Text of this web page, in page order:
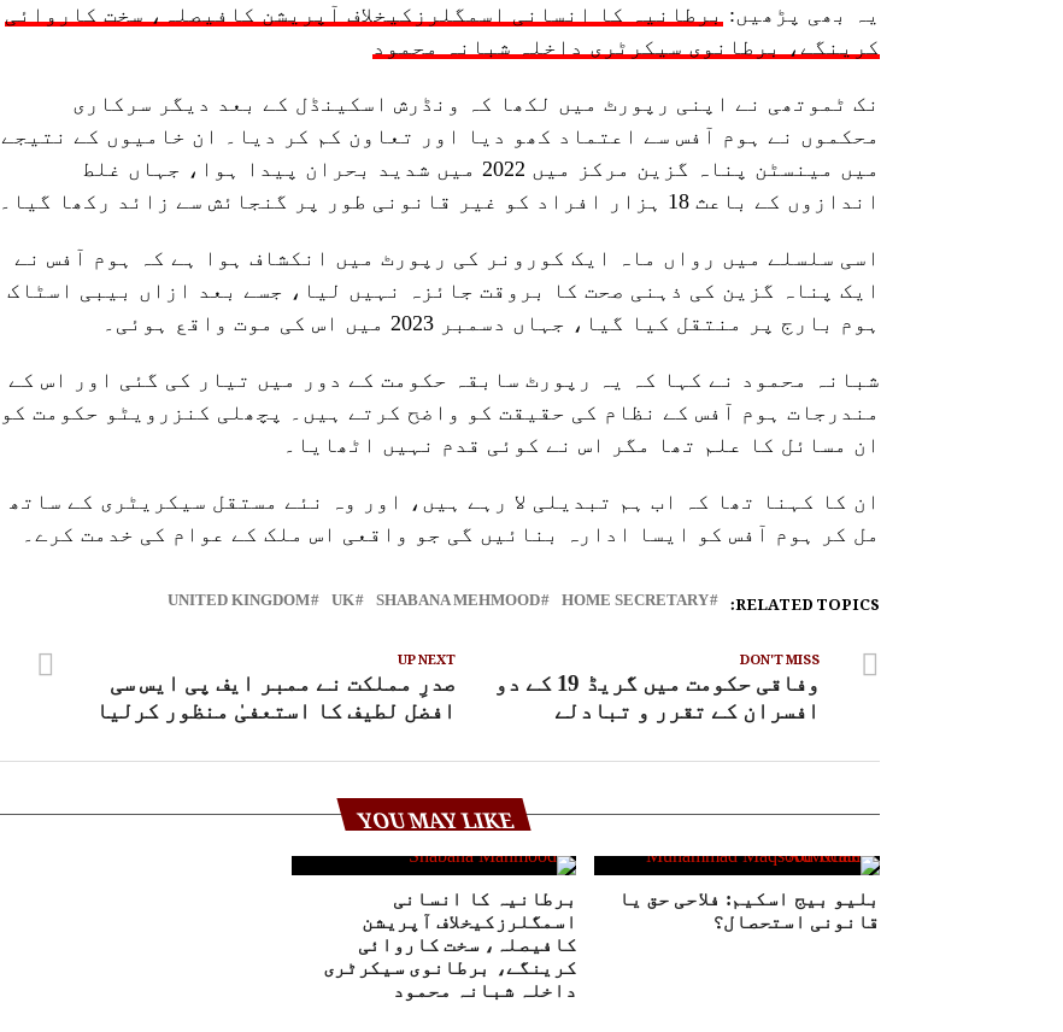
یہ بھی پڑھیں: برطانیہ کا انسانی اسمگلرزکیخلاف آپریشن کافیصلہ، سخت کاروائی
کرینگے، برطانوی سیکرٹری داخلہ شبانہ محمود
نک ٹموتھی نے اپنی رپورٹ میں لکھا کہ ونڈرش اسکینڈل کے بعد دیگر سرکاری
محکموں نے ہوم آفس سے اعتماد کھو دیا اور تعاون کم کر دیا۔ ان خامیوں کے نتیجے
میں مینسٹن پناہ گزین مرکز میں 2022 میں شدید بحران پیدا ہوا، جہاں غلط
اندازوں کے باعث 18 ہزار افراد کو غیر قانونی طور پر گنجائش سے زائد رکھا گیا۔
اسی سلسلے میں رواں ماہ ایک کورونر کی رپورٹ میں انکشاف ہوا ہے کہ ہوم آفس نے
ایک پناہ گزین کی ذہنی صحت کا بروقت جائزہ نہیں لیا، جسے بعد ازاں بیبی اسٹاک
ہوم بارج پر منتقل کیا گیا، جہاں دسمبر 2023 میں اس کی موت واقع ہوئی۔
شبانہ محمود نے کہا کہ یہ رپورٹ سابقہ حکومت کے دور میں تیار کی گئی اور اس کے
مندرجات ہوم آفس کے نظام کی حقیقت کو واضح کرتے ہیں۔ پچھلی کنزرویٹو حکومت کو
ان مسائل کا علم تھا مگر اس نے کوئی قدم نہیں اٹھایا۔
ان کا کہنا تھا کہ اب ہم تبدیلی لا رہے ہیں، اور وہ نئے مستقل سیکریٹری کے ساتھ
مل کر ہوم آفس کو ایسا ادارہ بنائیں گی جو واقعی اس ملک کے عوام کی خدمت کرے۔
RELATED TOPICS:
HOME SECRETARY
SHABANA MEHMOOD
UK
UNITED KINGDOM
UP NEXT
صدرِ مملکت نے ممبر ایف پی ایس سی
افضل لطیف کا استعفیٰ منظور کرلیا
DON'T MISS
وفاقی حکومت میں گریڈ 19 کے دو
افسران کے تقرر و تبادلے
YOU MAY LIKE
بلیو بیج اسکیم: فلاحی حق یا
قانونی استحصال؟
برطانیہ کا انسانی
اسمگلرزکیخلاف آپریشن
کافیصلہ، سخت کاروائی
کرینگے، برطانوی سیکرٹری
داخلہ شبانہ محمود